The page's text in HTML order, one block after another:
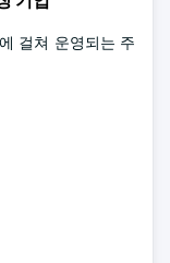
걸쳐 운영되는 주